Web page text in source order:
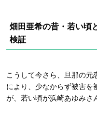
畑田亜希の昔・若い頃
検証
こうして今さら、旦那の
により、少なからず被害を
が、若い頃が浜崎あゆみさ